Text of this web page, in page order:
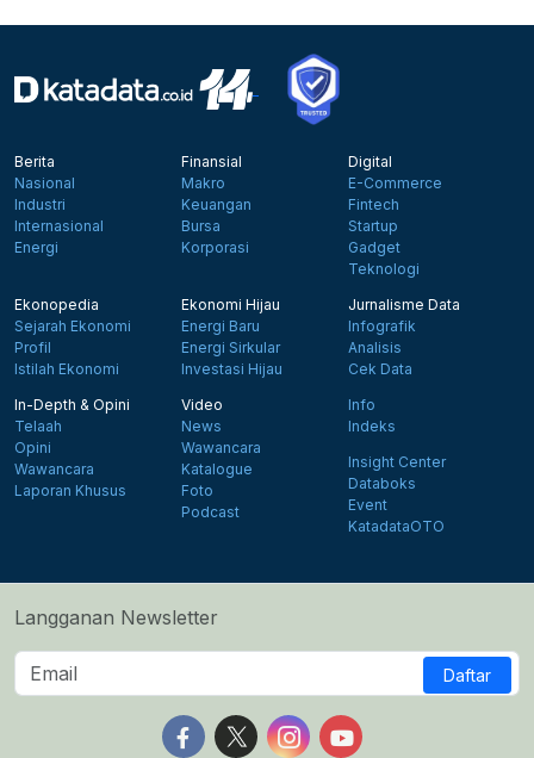
Berita
Nasional
Industri
Internasional
Energi
Finansial
Makro
Keuangan
Bursa
Korporasi
Digital
E-Commerce
Fintech
Startup
Gadget
Teknologi
Ekonopedia
Sejarah Ekonomi
Profil
Istilah Ekonomi
Ekonomi Hijau
Energi Baru
Energi Sirkular
Investasi Hijau
Jurnalisme Data
Infografik
Analisis
Cek Data
In-Depth & Opini
Telaah
Opini
Wawancara
Laporan Khusus
Video
News
Wawancara
Katalogue
Foto
Podcast
Info
Indeks
Insight Center
Databoks
Event
KatadataOTO
Langganan Newsletter
Daftar
Follow us on Facebook
Follow us on X
Follow us on Instagram
Follow us on